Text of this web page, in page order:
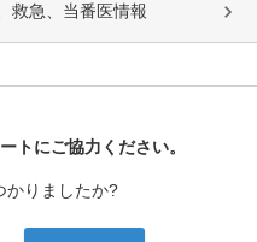
救急、当番医情報
トにご協力ください。
かりましたか?